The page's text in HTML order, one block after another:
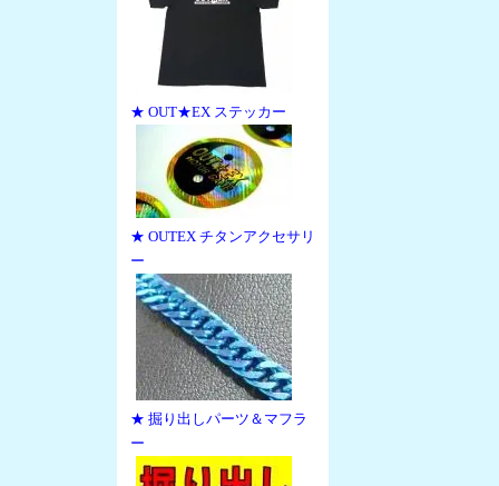
★ OUT★EX ステッカー
★ OUTEX チタンアクセサリ
ー
★ 掘り出しパーツ＆マフラ
ー